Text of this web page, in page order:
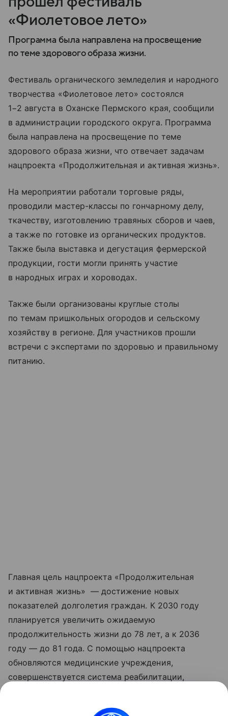
«Фиолетовое лето»
Программа была направлена на просвещение
по теме здорового образа жизни.
Фестиваль органического земледелия и народного
творчества «Фиолетовое лето» состоялся
1−2 августа в Оханске Пермского края, сообщили
в администрации городского округа. Программа
была направлена на просвещение по теме
здорового образа жизни, что отвечает задачам
нацпроекта «Продолжительная и активная жизнь».
На мероприятии работали торговые ряды,
проводили мастер-классы по гончарному делу,
ткачеству, изготовлению травяных сборов и чаев,
а также по готовке из органических продуктов.
Также была выставка и дегустация фермерской
продукции, гости могли принять участие
в народных играх и хороводах.
Также были организованы круглые столы
по темам пришкольных огородов и сельскому
хозяйству в регионе. Для участников прошли
встречи с экспертами по здоровью и правильному
питанию.
Главная цель нацпроекта «Продолжительная
и активная жизнь» — достижение новых
показателей долголетия граждан. К 2030 году
планируется увеличить ожидаемую
продолжительность жизни до 78 лет, а к 2036
году — до 81 года. С помощью нацпроекта
обновляются медицинские учреждения,
совершенствуется система реабилитации,
исследовательских центров, идет работа